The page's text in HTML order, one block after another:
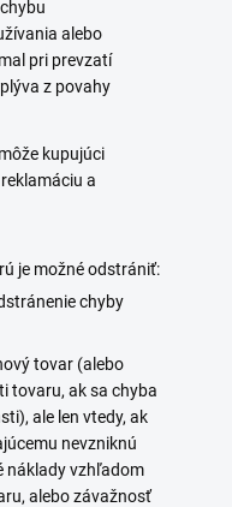
alebo
pri prevzatí
z povahy
kupujúci
a
je možné odstrániť:
chyby
tovar (alebo
tovaru, ak sa chyba
ale len vtedy, ak
nevzniknú
náklady vzhľadom
alebo závažnosť